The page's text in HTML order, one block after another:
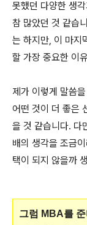
못했던 다양한 생
참 많았던 것 같습
는 하지만, 이 마지
할 가장 중요한 이
제가 이렇게 말씀
어떤 것이 더 좋은
을 것 같습니다. 다
배의 생각을 조금
택이 되지 않을까
그럼 MBA를